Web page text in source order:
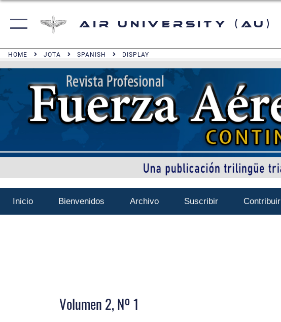
Air University (AU)
HOME JOTA SPANISH DISPLAY
Inicio Bienvenidos Archivo Suscribir Contribuir
Volumen 2, Nº 1